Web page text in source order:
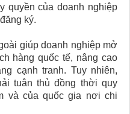
quyền của doanh nghiệp
ký.
giúp doanh nghiệp mở
hàng quốc tế, nâng cao
cạnh tranh. Tuy nhiên,
tuân thủ đồng thời quy
và của quốc gia nơi chi